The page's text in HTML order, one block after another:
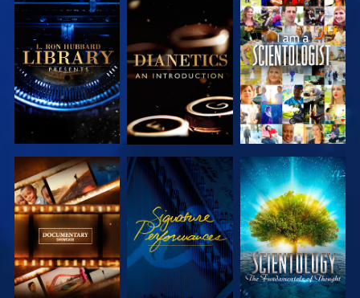
VERKEN DE
SERIE
VERKEN DE
SERIE
KIJK
VERKEN DE
SERIE
KIJK
VERKEN DE
SERIE